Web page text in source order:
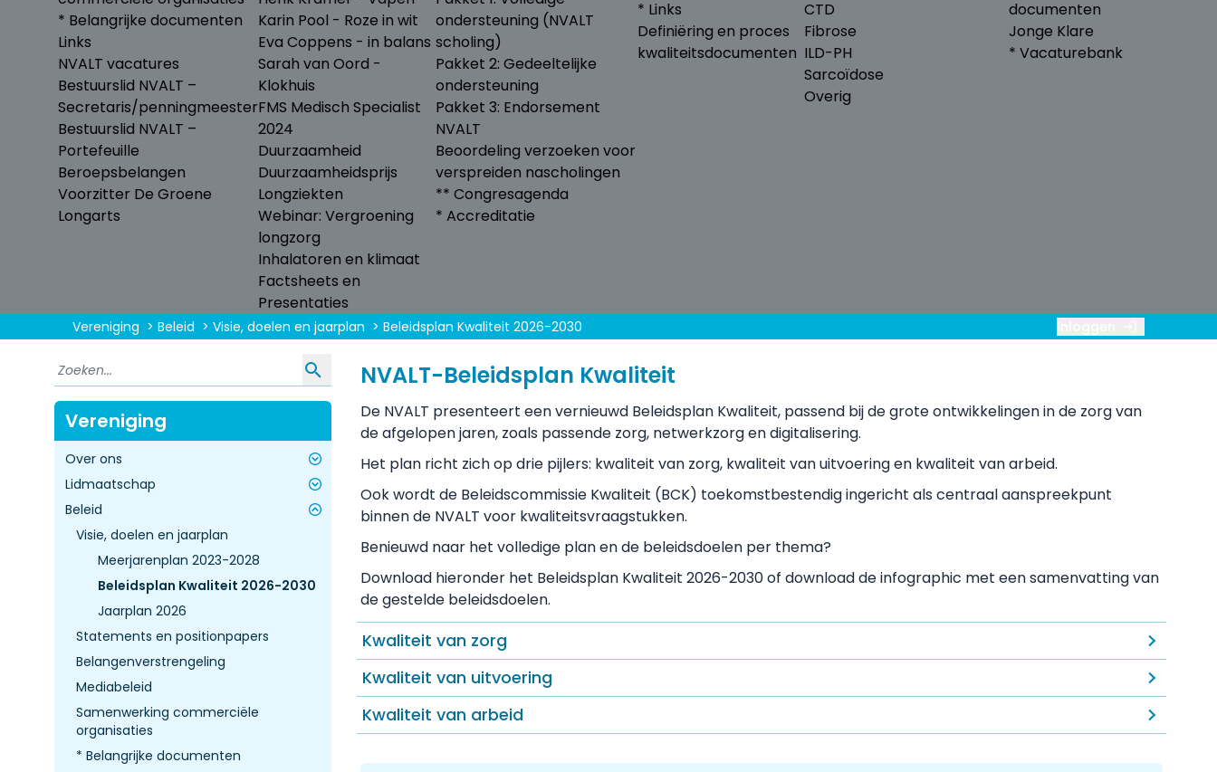
* Belangrijke documenten
Links
NVALT vacatures
Bestuurslid NVALT –
Secretaris/penningmeester
Bestuurslid NVALT –
Portefeuille
Beroepsbelangen
Voorzitter De Groene
Longarts
Karin Pool - Roze in wit
Eva Coppens - in balans
Sarah van Oord -
Klokhuis
FMS Medisch Specialist
2024
Duurzaamheid
Duurzaamheidsprijs
Longziekten
Webinar: Vergroening
longzorg
Inhalatoren en klimaat
Factsheets en
Presentaties
ondersteuning (NVALT
scholing)
Pakket 2: Gedeeltelijke
ondersteuning
Pakket 3: Endorsement
NVALT
Beoordeling verzoeken voor
verspreiden nascholingen
** Congresagenda
* Accreditatie
* Links
Definiëring en proces
kwaliteitsdocumenten
CTD
Fibrose
ILD-PH
Sarcoïdose
Overig
documenten
Jonge Klare
* Vacaturebank
Vereniging Beleid Visie, doelen en jaarplan Beleidsplan Kwaliteit 2026-2030
Vereniging
Over ons
Wie zijn wij?
Bestuur
Bureau
Informatie voor actieve leden
Samenwerkingsverbanden
Lidmaatschap
Contributie
Nieuw lidmaatschap AIOS
De Jonge Specialist
Senior lid
Beleid
Visie, doelen en jaarplan
Meerjarenplan 2023-2028
Beleidsplan Kwaliteit 2026-2030
Jaarplan 2026
Statements en positionpapers
Belangenverstrengeling
Mediabeleid
Samenwerking commerciële
organisaties
* Belangrijke documenten
NVALT-Beleidsplan Kwaliteit
De NVALT presenteert een vernieuwd Beleidsplan Kwaliteit, passend bij de grote ontwikkelingen in de zorg van
de afgelopen jaren, zoals passende zorg, netwerkzorg en digitalisering.
Het plan richt zich op drie pijlers: kwaliteit van zorg, kwaliteit van uitvoering en kwaliteit van arbeid.
Ook wordt de Beleidscommissie Kwaliteit (BCK) toekomstbestendig ingericht als centraal aanspreekpunt
binnen de NVALT voor kwaliteitsvraagstukken.
Benieuwd naar het volledige plan en de beleidsdoelen per thema?
Download hieronder het Beleidsplan Kwaliteit 2026-2030 of download de infographic met een samenvatting van
de gestelde beleidsdoelen.
Kwaliteit van zorg
Kwaliteit van uitvoering
Kwaliteit van arbeid